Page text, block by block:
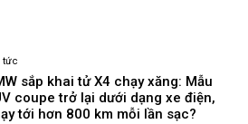
tức
sắp khai tử X4 chạy xăng: Mẫu
coupe trở lại dưới dạng xe điện,
tới hơn 800 km mỗi lần sạc?